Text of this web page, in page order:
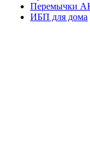
Перемычки
ИБП для дома